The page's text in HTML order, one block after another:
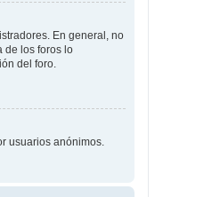
En general, no
de los foros lo
del foro.
usuarios anónimos.